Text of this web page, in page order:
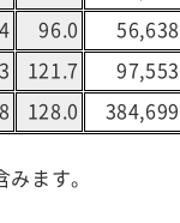
96.0 56,638
121.7 97,553
128.0 384,699
みます。